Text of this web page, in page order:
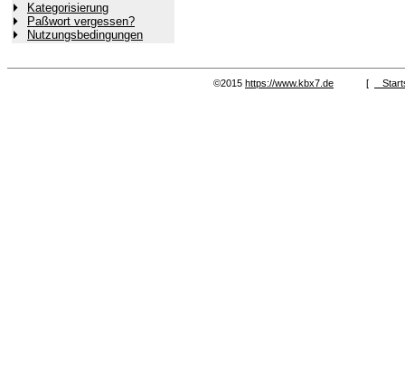
Kategorisierung
Paßwort vergessen?
Nutzungsbedingungen
©2015 https://www.kbx7.de [